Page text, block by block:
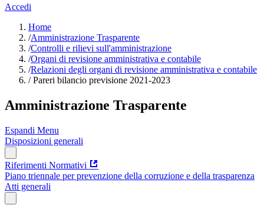
Accedi
Home
/Amministrazione Trasparente
/Controlli e rilievi sull'amministrazione
/Organi di revisione amministrativa e contabile
/Relazioni degli organi di revisione amministrativa e contabile
/Pareri bilancio previsione 2021-2023
Amministrazione Trasparente
Espandi Menu
Disposizioni generali
Riferimenti Normativi
Piano triennale per prevenzione della corruzione e della trasparenza
Atti generali